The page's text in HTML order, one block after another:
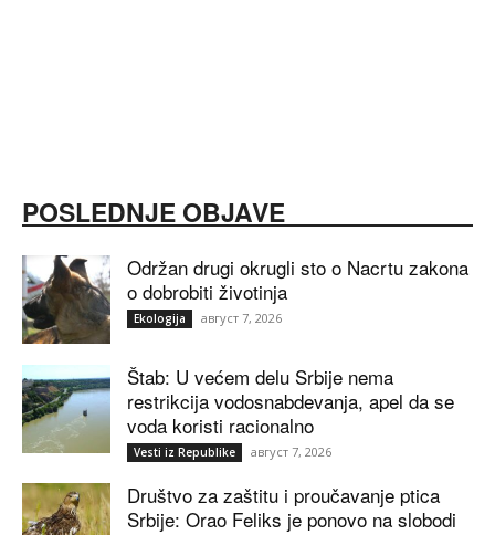
POSLEDNJE OBJAVE
Održan drugi okrugli sto o Nacrtu zakona
o dobrobiti životinja
Ekologija август 7, 2026
Štab: U većem delu Srbije nema
restrikcija vodosnabdevanja, apel da se
voda koristi racionalno
Vesti iz Republike август 7, 2026
Društvo za zaštitu i proučavanje ptica
Srbije: Orao Feliks je ponovo na slobodi